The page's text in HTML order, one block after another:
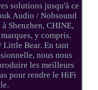
solutions jusqu'à ce
Audio / Nobsound
Shenzhen, CHINE,
y compris.
Little Bear. En tant
nous nous
les meilleurs
pour rendre le HiFi